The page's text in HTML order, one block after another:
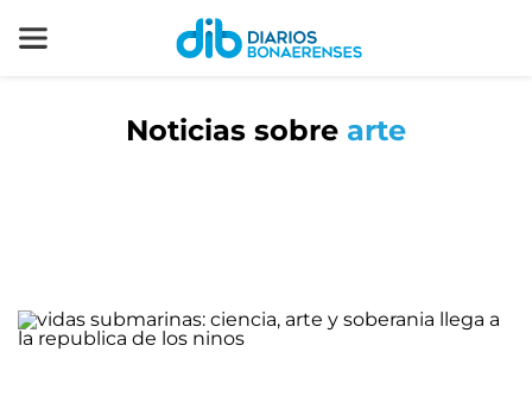
Noticias sobre arte